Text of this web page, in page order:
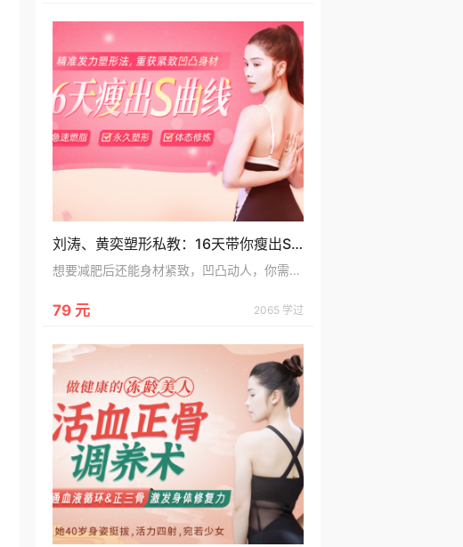
刘涛、黄奕塑形私教：16天带你瘦出S曲线，重获紧致凹凸身材！
想要减肥后还能身材紧致，凹凸动人，你需要一套科学全面的塑形
79 元 2065 学过